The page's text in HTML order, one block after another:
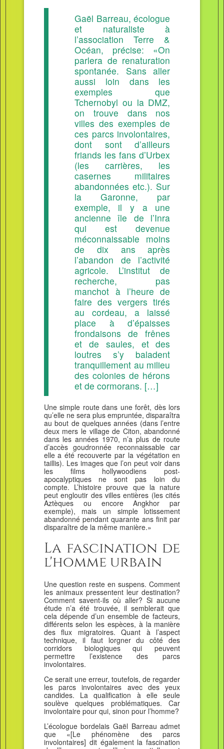
Gaël Barreau, écologue
et naturaliste à
l’association Terre &
Océan, précise: «On
parlera de renaturation
spontanée. Sans aller
aussi loin dans les
exemples que
Tchernobyl ou la DMZ,
on trouve dans nos
villes des exemples de
ces parcs involontaires,
dont sont d’ailleurs
friands les fans d’Urbex
(les carrières, les
casernes militaires
abandonnées etc.). Sur
la Garonne, par
exemple, il y a une
ancienne île de l’Inra
qui est devenue
méconnaissable moins
de dix ans après
l’abandon de l’activité
agricole. L’institut de
recherche, pas
manchot à l’heure de
faire des vergers tirés
au cordeau, a laissé
place à d’épaisses
frondaisons de frênes
et de saules, et des
loutres s’y baladent
tranquillement au milieu
des colonies de hérons
et de cormorans. […]
Une simple route dans une forêt, dès lors
qu’elle ne sera plus empruntée, disparaîtra
au bout de quelques années (dans l’entre
deux mers le village de Citon, abandonné
dans les années 1970, n’a plus de route
d’accès goudronnée reconnaissable car
elle a été recouverte par la végétation en
taillis). Les images que l’on peut voir dans
les films hollywoodiens post-
apocalyptiques ne sont pas loin du
compte. L’histoire prouve que la nature
peut engloutir des villes entières (les cités
Aztèques ou encore Angkhor par
exemple), mais un simple lotissement
abandonné pendant quarante ans finit par
disparaître de la même manière.»
La fascination de
l'homme urbain
Une question reste en suspens. Comment
les animaux pressentent leur destination?
Comment savent-ils où aller? Si aucune
étude n’a été trouvée, il semblerait que
cela dépende d’un ensemble de facteurs,
différents selon les espèces, à la manière
des flux migratoires. Quant à l’aspect
technique, il faut lorgner du côté des
corridors biologiques qui peuvent
permettre l’existence des parcs
involontaires.
Ce serait une erreur, toutefois, de regarder
les parcs involontaires avec des yeux
candides. La qualification à elle seule
soulève quelques problématiques. Car
involontaire pour qui, sinon pour l’homme?
L’écologue bordelais Gaël Barreau admet
que «[Le phénomène des parcs
involontaires] dit également la fascination